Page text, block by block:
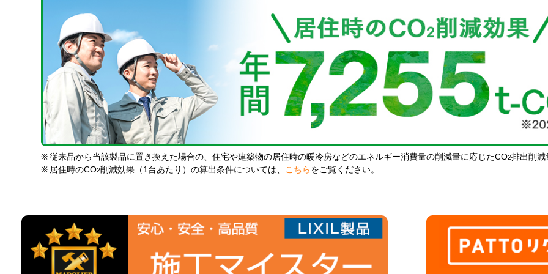
※ 従来品から当該製品に置き換えた場合の、住宅や建築物の居住時の暖冷房などのエネルギー消費量の削減量に応じたCO2排出削減
※ 居住時のCO2削減効果（1台あたり）の算出条件については、 こちら をご覧ください。